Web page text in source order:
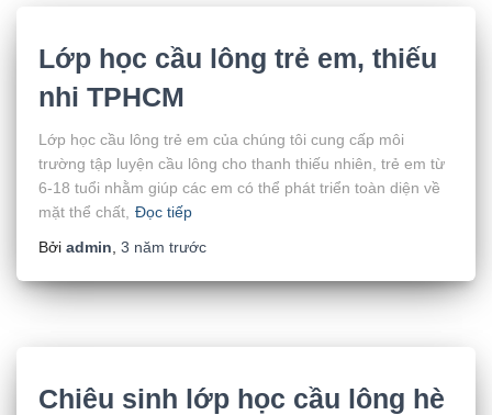
Lớp học cầu lông trẻ em, thiếu
nhi TPHCM
Lớp học cầu lông trẻ em của chúng tôi cung cấp môi
trường tập luyện cầu lông cho thanh thiếu nhiên, trẻ em từ
6-18 tuổi nhằm giúp các em có thể phát triển toàn diện về
mặt thể chất, Đọc tiếp
Bởi admin 3 năm trước
Chiêu sinh lớp học cầu lông hè